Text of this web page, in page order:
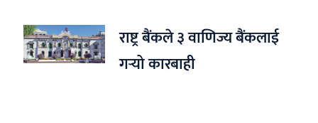
राष्ट्र बैंकले ३ वाणिज्य बैंकलाई
गर्‍यो कारबाही